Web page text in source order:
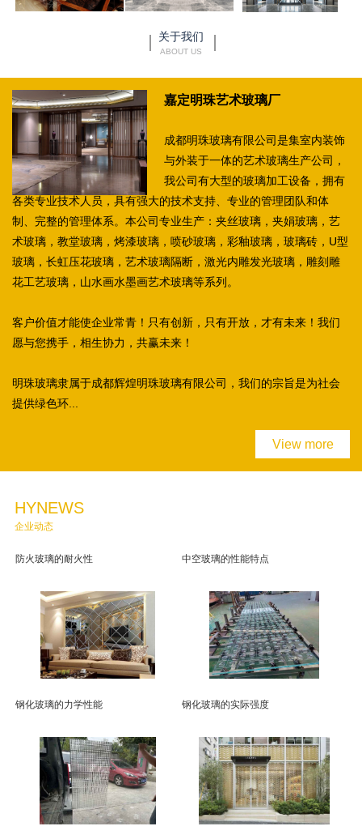
关于我们
ABOUT US
嘉定明珠艺术玻璃厂
成都明珠玻璃有限公司是集室内装饰
与外装于一体的艺术玻璃生产公司，
我公司有大型的玻璃加工设备，拥有
各类专业技术人员，具有强大的技术支持、专业的管理团队和体
制、完整的管理体系。本公司专业生产：夹丝玻璃，夹娟玻璃，艺
术玻璃，教堂玻璃，烤漆玻璃，喷砂玻璃，彩釉玻璃，玻璃砖，U型
玻璃，长虹压花玻璃，艺术玻璃隔断，激光内雕发光玻璃，雕刻雕
花工艺玻璃，山水画水墨画艺术玻璃等系列。
客户价值才能使企业常青！只有创新，只有开放，才有未来！我们
愿与您携手，相生协力，共赢未来！
明珠玻璃隶属于成都辉煌明珠玻璃有限公司，我们的宗旨是为社会
提供绿色环...
View more
HYNEWS
企业动态
防火玻璃的耐火性 中空玻璃的性能特点
钢化玻璃的力学性能 钢化玻璃的实际强度